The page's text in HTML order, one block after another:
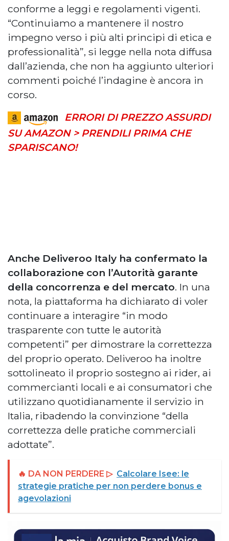
conforme a leggi e regolamenti vigenti.
“Continuiamo a mantenere il nostro
impegno verso i più alti principi di etica e
professionalità”, si legge nella nota diffusa
dall’azienda, che non ha aggiunto ulteriori
commenti poiché l’indagine è ancora in
corso.
ERRORI DI PREZZO ASSURDI
SU AMAZON > PRENDILI PRIMA CHE
SPARISCANO!
Anche Deliveroo Italy ha confermato la
collaborazione con l’Autorità garante
della concorrenza e del mercato. In una
nota, la piattaforma ha dichiarato di voler
continuare a interagire “in modo
trasparente con tutte le autorità
competenti” per dimostrare la correttezza
del proprio operato. Deliveroo ha inoltre
sottolineato il proprio sostegno ai rider, ai
commercianti locali e ai consumatori che
utilizzano quotidianamente il servizio in
Italia, ribadendo la convinzione “della
correttezza delle pratiche commerciali
adottate”.
🔥 DA NON PERDERE ▷ Calcolare Isee: le
strategie pratiche per non perdere bonus e
agevolazioni